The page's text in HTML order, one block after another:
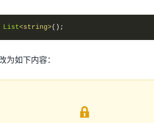
List<string> ();
为如下内容：
